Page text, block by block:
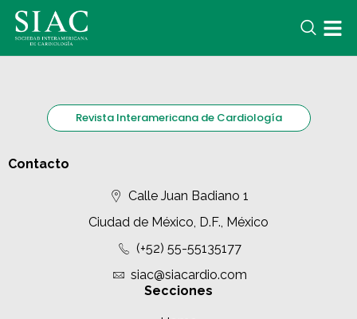
Revista Interamericana de Cardiología
Contacto
Calle Juan Badiano 1
Ciudad de México, D.F., México
(+52) 55-55135177
siac@siacardio.com
Secciones